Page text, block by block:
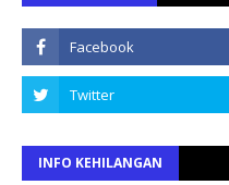
INFO KEHILANGAN